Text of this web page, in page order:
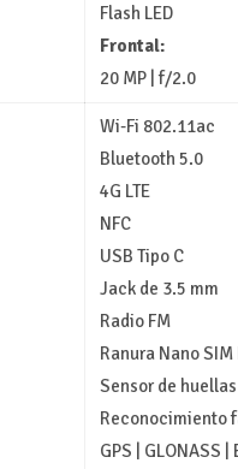
Flash LED
Frontal:
20 MP | f/2.0
Wi-Fi 802.11ac
Bluetooth 5.0
4G LTE
NFC
USB Tipo C
Jack de 3.5 mm
Radio FM
Ranura Nano SIM
Sensor de
Reconocimiento
GPS | GLONASS